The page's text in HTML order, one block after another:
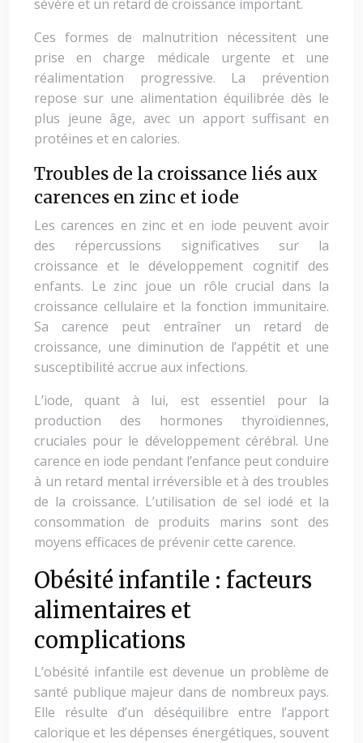
sévère et un retard de croissance important.
Ces formes de malnutrition nécessitent une
prise en charge médicale urgente et une
réalimentation progressive. La prévention
repose sur une alimentation équilibrée dès le
plus jeune âge, avec un apport suffisant en
protéines et en calories.
Troubles de la croissance liés aux
carences en zinc et iode
Les carences en zinc et en iode peuvent avoir
des répercussions significatives sur la
croissance et le développement cognitif des
enfants. Le zinc joue un rôle crucial dans la
croissance cellulaire et la fonction immunitaire.
Sa carence peut entraîner un retard de
croissance, une diminution de l’appétit et une
susceptibilité accrue aux infections.
L’iode, quant à lui, est essentiel pour la
production des hormones thyroïdiennes,
cruciales pour le développement cérébral. Une
carence en iode pendant l’enfance peut conduire
à un retard mental irréversible et à des troubles
de la croissance. L’utilisation de sel iodé et la
consommation de produits marins sont des
moyens efficaces de prévenir cette carence.
Obésité infantile : facteurs
alimentaires et
complications
L’obésité infantile est devenue un problème de
santé publique majeur dans de nombreux pays.
Elle résulte d’un déséquilibre entre l’apport
calorique et les dépenses énergétiques, souvent